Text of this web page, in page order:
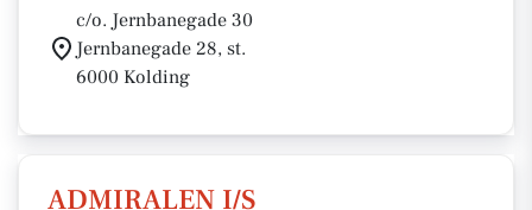
c/o. Jernbanegade 30
Jernbanegade 28, st.
6000 Kolding
ADMIRALEN I/S